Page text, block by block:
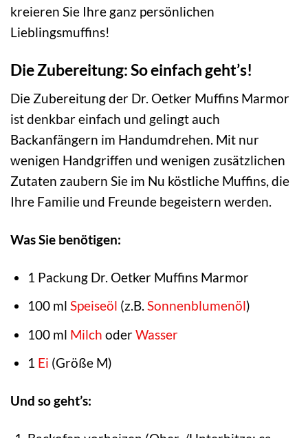
kreieren Sie Ihre ganz persönlichen
Lieblingsmuffins!
Die Zubereitung: So einfach geht’s!
Die Zubereitung der Dr. Oetker Muffins Marmor
ist denkbar einfach und gelingt auch
Backanfängern im Handumdrehen. Mit nur
wenigen Handgriffen und wenigen zusätzlichen
Zutaten zaubern Sie im Nu köstliche Muffins, die
Ihre Familie und Freunde begeistern werden.
Was Sie benötigen:
1 Packung Dr. Oetker Muffins Marmor
100 ml Speiseöl (z.B. Sonnenblumenöl)
100 ml Milch oderWasser
1 Ei (Größe M)
Und so geht’s: